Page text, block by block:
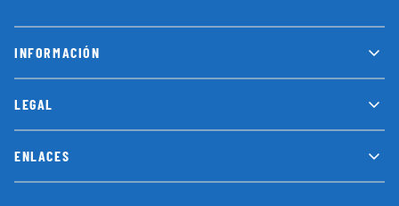
INFORMACIÓN
LEGAL
ENLACES